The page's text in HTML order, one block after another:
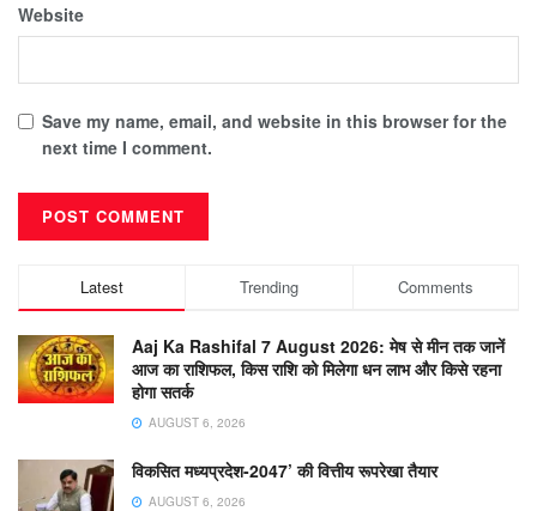
Website
Save my name, email, and website in this browser for the
next time I comment.
Latest Trending Comments
Aaj Ka Rashifal 7 August 2026: मेष से मीन तक जानें
आज का राशिफल, किस राशि को मिलेगा धन लाभ और किसे रहना
होगा सतर्क
AUGUST 6, 2026
विकसित मध्यप्रदेश-2047’ की वित्तीय रूपरेखा तैयार
AUGUST 6, 2026